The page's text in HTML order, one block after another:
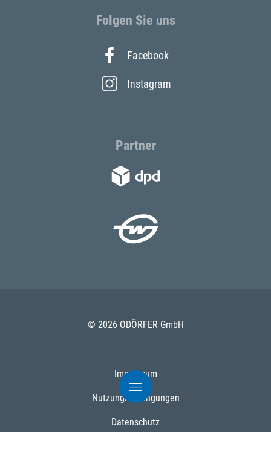
Folgen Sie uns
Facebook
Instagram
Partner
© 2026 ODÖRFER GmbH
Impressum
Nutzungsbedingungen
Datenschutz